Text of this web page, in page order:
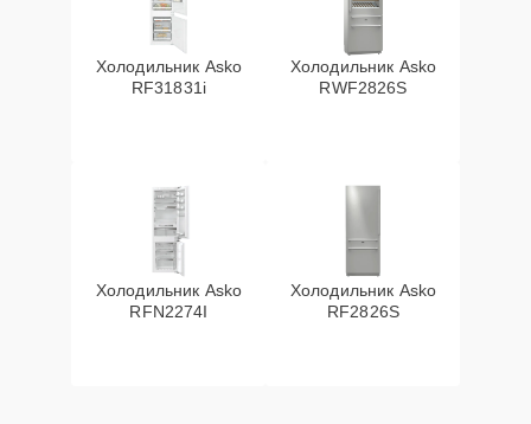
Холодильник Asko
RF31831i
Холодильник Asko
RWF2826S
Холодильник Asko
RFN2274I
Холодильник Asko
RF2826S